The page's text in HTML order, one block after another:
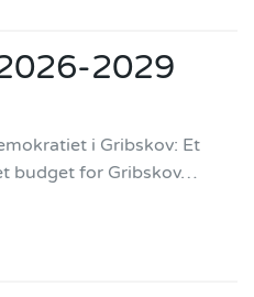
2029
i Gribskov: Et
budget for Gribskov…